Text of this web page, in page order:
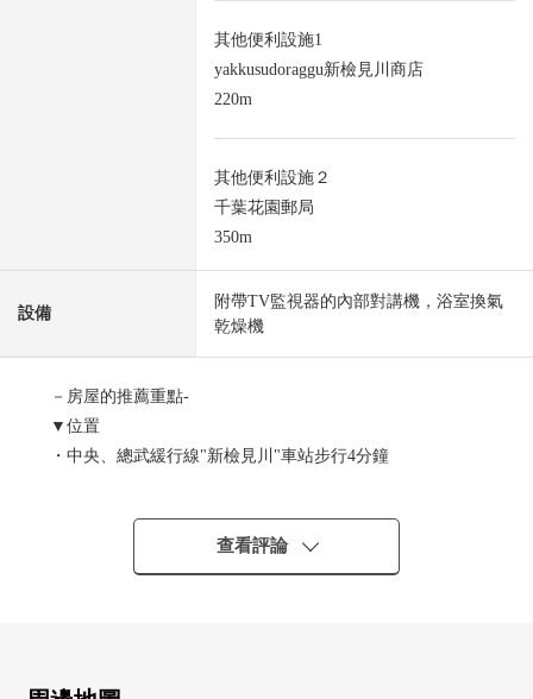
其他便利設施1
yakkusudoraggu新檢見川商店
220m
其他便利設施２
千葉花園郵局
350m
設備
附帶TV監視器的內部對講機，浴室換氣
乾燥機
－房屋的推薦重點-
▼位置
・中央、總武緩行線"新檢見川"車站步行4分鐘
・2024年6月完成計劃的新建透天房
・地板預先收納有
查看評論